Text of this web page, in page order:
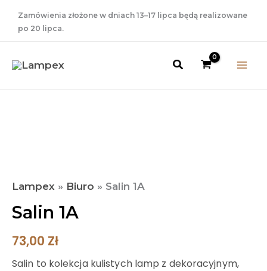
Zamówienia złożone w dniach 13–17 lipca będą realizowane
po 20 lipca.
Szukaj
Lampex » Biuro » Salin 1A
Salin 1A
73,00 Zł
Salin to kolekcja kulistych lamp z dekoracyjnym,